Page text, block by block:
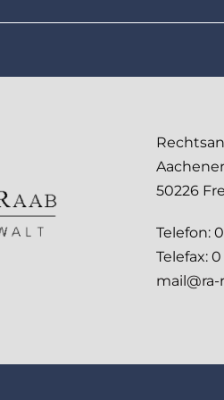
50226
Telefon:
Telefax: 0
mail@ra-
Menschen, die
haben
Ayrton Senna